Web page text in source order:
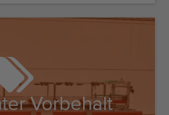
Vorbehalt